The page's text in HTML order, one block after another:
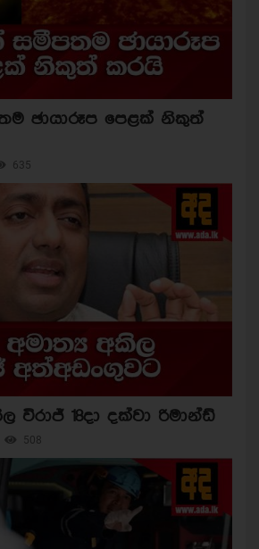
ඡායාරූප පෙළක් නිකුත්
635
විරාජ් 18දා දක්වා රිමාන්ඩ්
508